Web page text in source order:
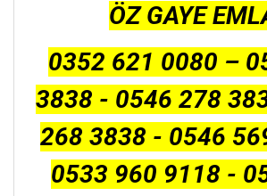
ÖZ GAYE
0352 621 0080 –
3838 - 0546 278
268 3838 - 0546
0533 960 9118 -